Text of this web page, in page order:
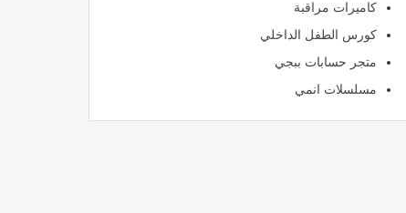
كاميرات مراقبة
كورس الطفل الداخلي
متجر حسابات ببجي
مسلسلات انمي